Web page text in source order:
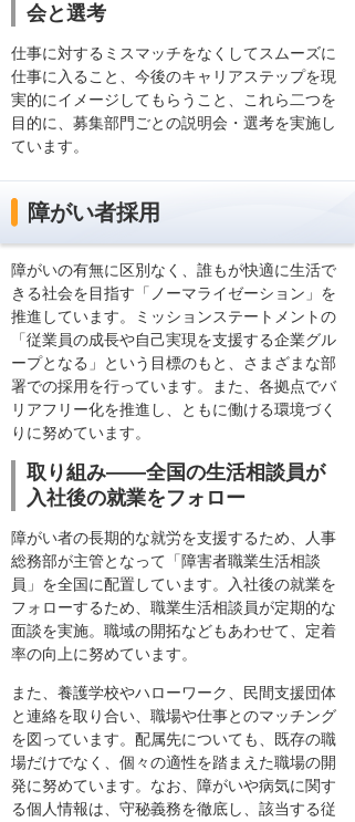
会と選考
仕事に対するミスマッチをなくしてスムーズに
仕事に入ること、今後のキャリアステップを現
実的にイメージしてもらうこと、これら二つを
目的に、募集部門ごとの説明会・選考を実施し
ています。
障がい者採用
障がいの有無に区別なく、誰もが快適に生活で
きる社会を目指す「ノーマライゼーション」を
推進しています。ミッションステートメントの
「従業員の成長や自己実現を支援する企業グル
ープとなる」という目標のもと、さまざまな部
署での採用を行っています。また、各拠点でバ
リアフリー化を推進し、ともに働ける環境づく
りに努めています。
取り組み――全国の生活相談員が
入社後の就業をフォロー
障がい者の長期的な就労を支援するため、人事
総務部が主管となって「障害者職業生活相談
員」を全国に配置しています。入社後の就業を
フォローするため、職業生活相談員が定期的な
面談を実施。職域の開拓などもあわせて、定着
率の向上に努めています。
また、養護学校やハローワーク、民間支援団体
と連絡を取り合い、職場や仕事とのマッチング
を図っています。配属先についても、既存の職
場だけでなく、個々の適性を踏まえた職場の開
発に努めています。なお、障がいや病気に関す
る個人情報は、守秘義務を徹底し、該当する従